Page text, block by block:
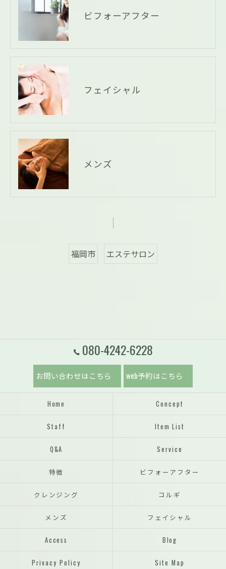
ビフォーアフター
フェイシャル
メンズ
福岡市 エステサロン
080-4242-6228
お問い合わせはこちら web予約はこちら
Home Concept
Staff Item List
Q&A Service
特徴 ビフォーアフター
クレンジング コルギ
メンズ フェイシャル
Access Blog
Privacy Policy Site Map